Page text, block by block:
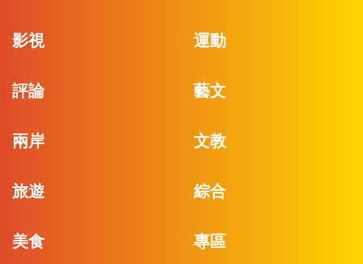
影視 運動
評論 藝文
兩岸 文教
旅遊 綜合
美食 專區